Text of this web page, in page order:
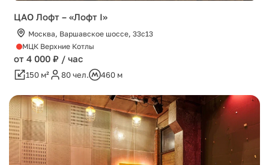
ЦАО Лофт – «Лофт I»
Москва, Варшавское шоссе, 33с13
МЦК Верхние Котлы
от 4 000 ₽ / час
150 м² 80 чел. 460 м